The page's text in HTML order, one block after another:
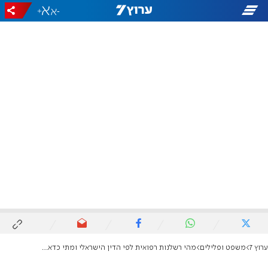
-
+
ערוץ 7 משפט ופלילים מהי רשלנות רפואית לפי הדין הישראלי ומתי כדאי לפנות לייעוץ משפטי